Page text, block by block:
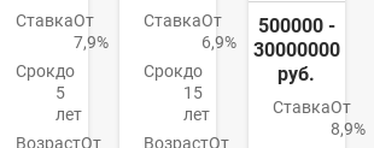
СтавкаОт
7,9%
Срокдо
5
лет
ВозрастОт
СтавкаОт
6,9%
Срокдо
15
лет
ВозрастОт
500000 -
30000000
руб.
СтавкаОт
8,9%